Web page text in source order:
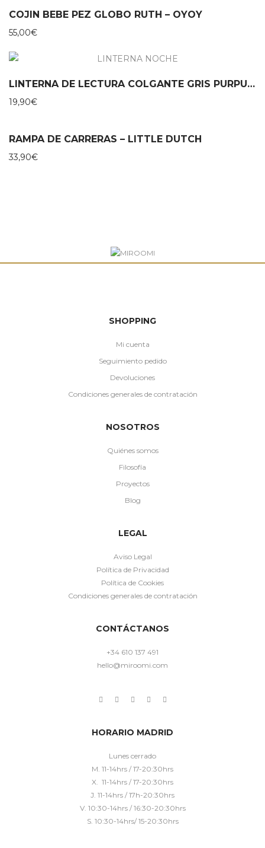
COJIN BEBE PEZ GLOBO RUTH – OYOY
55,00€
LINTERNA DE LECTURA COLGANTE GRIS PURPURINA MOSES
19,90€
RAMPA DE CARRERAS – LITTLE DUTCH
33,90€
SHOPPING
Mi cuenta
Seguimiento pedido
Devoluciones
Condiciones generales de contratación
NOSOTROS
Quiénes somos
Filosofía
Proyectos
Blog
LEGAL
Aviso Legal
Política de Privacidad
Política de Cookies
Condiciones generales de contratación
CONTÁCTANOS
+34 610 137 491
hello@miroomi.com
HORARIO MADRID
Lunes cerrado
M. 11-14hrs / 17-20:30hrs
X. 11-14hrs / 17-20:30hrs
J. 11-14hrs / 17h-20:30hrs
V. 10:30-14hrs / 16:30-20:30hrs
S. 10:30-14hrs/ 15-20:30hrs